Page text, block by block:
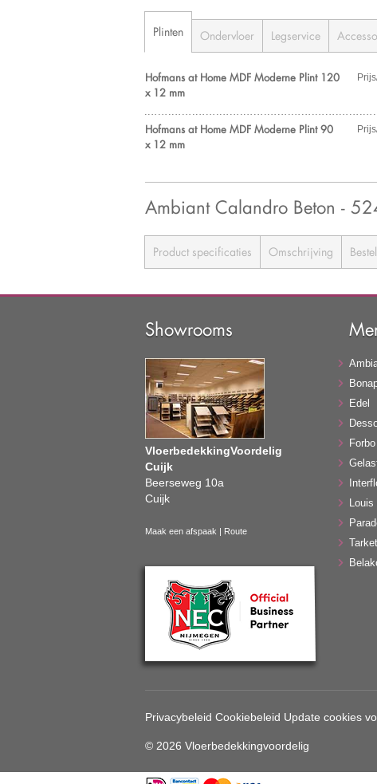
Plinten Ondervloer Legservice
Hofmans at Home MDF Moderne Plint 120
x 12 mm
Hofmans at Home MDF Moderne Plint 90
x 12 mm
Ambiant Calandro Beton -
Product specificaties Omschrijving
Showrooms
VloerbedekkingVoordelig
Cuijk
Beerseweg 10a
Cuijk
Maak een afspaak | Route
Edel
Louis
Privacybeleid Cookiebeleid Update cookies
© 2026 Vloerbedekkingvoordelig